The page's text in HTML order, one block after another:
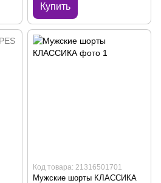
Купить
Код товара: 21316501701
Мужские шорты КЛАССИКА